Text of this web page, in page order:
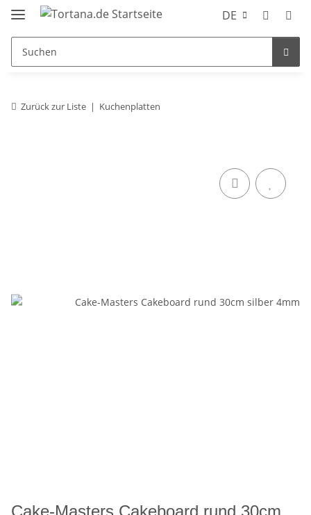
DE
Zurück zur Liste Kuchenplatten
Cake-Masters Cakeboard rund 30cm